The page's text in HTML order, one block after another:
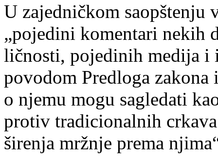
U zajedničkom saopštenju
„pojedini komentari nekih
ličnosti, pojedinih medija i
povodom Predloga
o njemu mogu sagledati
protiv tradicionalnih
širenja mržnje prema